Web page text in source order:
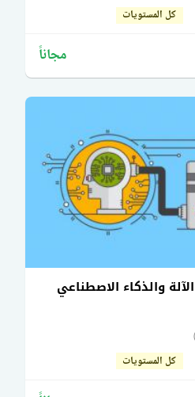
كل المستويات
مجاناً
والذكاء الاصطناعي
كل المستويات